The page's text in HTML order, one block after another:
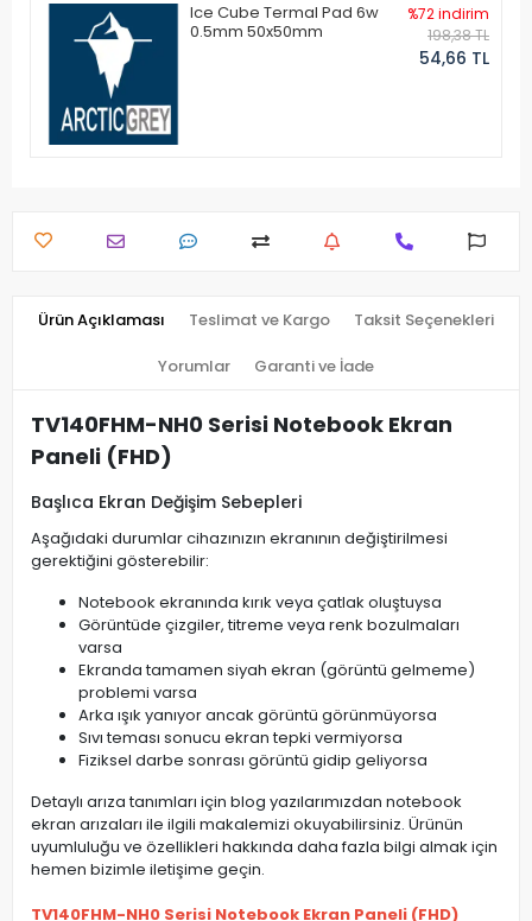
Ice Cube Termal Pad 6w
0.5mm 50x50mm
%72 indirim
198,38 TL
54,66 TL
Ürün Açıklaması Teslimat ve Kargo Taksit Seçenekleri
Yorumlar Garanti ve İade
TV140FHM-NH0 Serisi Notebook Ekran
Paneli (FHD)
Başlıca Ekran Değişim Sebepleri
Aşağıdaki durumlar cihazınızın ekranının değiştirilmesi
gerektiğini gösterebilir:
Notebook ekranında kırık veya çatlak oluştuysa
Görüntüde çizgiler, titreme veya renk bozulmaları
varsa
Ekranda tamamen siyah ekran (görüntü gelmeme)
problemi varsa
Arka ışık yanıyor ancak görüntü görünmüyorsa
Sıvı teması sonucu ekran tepki vermiyorsa
Fiziksel darbe sonrası görüntü gidip geliyorsa
Detaylı arıza tanımları için blog yazılarımızdan notebook
ekran arızaları ile ilgili makalemizi okuyabilirsiniz. Ürünün
uyumluluğu ve özellikleri hakkında daha fazla bilgi almak için
hemen bizimle iletişime geçin.
TV140FHM-NH0 Serisi Notebook Ekran Paneli (FHD)